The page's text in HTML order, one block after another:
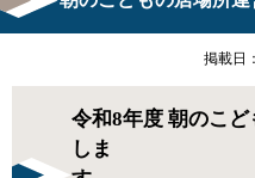
掲載日
令和8年度 朝のこ
しま